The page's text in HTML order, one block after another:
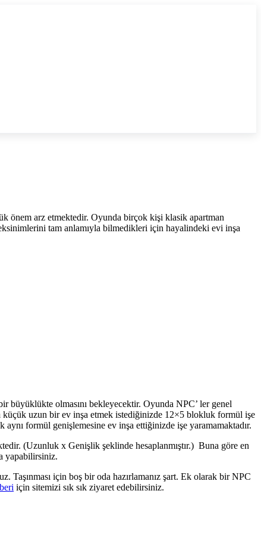
önem arz etmektedir. Oyunda birçok kişi klasik apartman
tam anlamıyla bilmedikleri için hayalindeki evi inşa
büyüklükte olmasını bekleyecektir. Oyunda NPC’ ler genel
küçük uzun bir ev inşa etmek istediğinizde 12×5 blokluk formül işe
formül genişlemesine ev inşa ettiğinizde işe yaramamaktadır.
(Uzunluk x Genişlik şeklinde hesaplanmıştır.) Buna göre en
yapabilirsiniz.
için boş bir oda hazırlamanız şart. Ek olarak bir NPC
için sitemizi sık sık ziyaret edebilirsiniz.